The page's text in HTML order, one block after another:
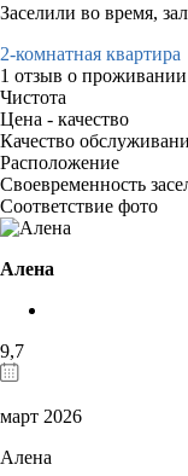
Заселили во время,
2-комнатная квартира
1 отзыв о проживании
Чистота
Цена - качество
Качество
Расположение
Своевременность
Соответствие фото
Алена
9,7
март 2026
Алена